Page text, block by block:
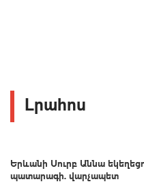
Լրահոս
Երևանի Սուրբ Աննա
պատարագի. վարչապետ